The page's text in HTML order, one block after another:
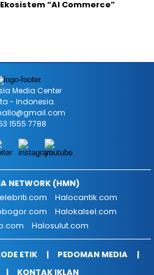
“AI Commerce”
Media Center
- Indonesia.
1555 7788
NETWORK (HMN)
Halocantik.com
Halokalsel.com
Halosulut.com
ETIK
PEDOMAN MEDIA
KONTAK IKLAN